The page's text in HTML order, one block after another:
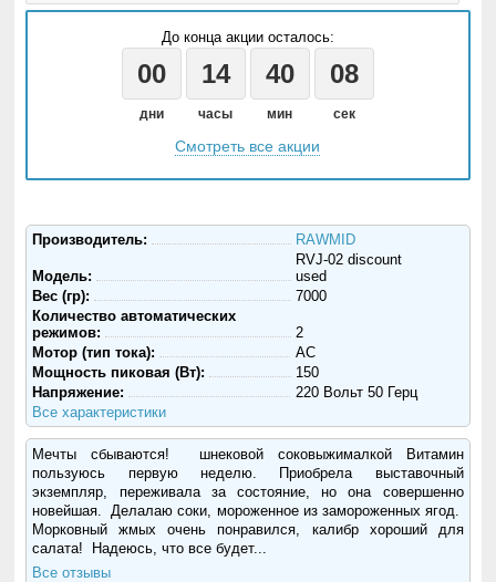
До конца акции осталось:
00 14 40 07
дни часы мин сек
Смотреть все акции
Производитель: RAWMID
Модель:
RVJ-02 discount
used
Вес (гр):
7000
Количество автоматических
режимов:
2
Мотор (тип тока):
AC
Мощность пиковая (Вт):
150
Напряжение:
220 Вольт 50 Герц
Все характеристики
Мечты сбываются! шнековой соковыжималкой Витамин
пользуюсь первую неделю. Приобрела выставочный
экземпляр, переживала за состояние, но она совершенно
новейшая. Делалаю соки, мороженное из замороженных ягод.
Морковный жмых очень понравился, калибр хороший для
салата! Надеюсь, что все будет...
Все отзывы